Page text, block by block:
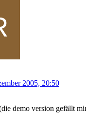
2005, 20:50
demo version gefällt